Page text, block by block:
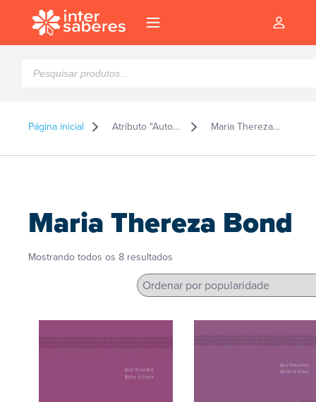
produtos
Página inicial Atributo "Autor" de produto Maria Thereza Bond
Maria Thereza Bond
Mostrando todos os 8 resultados
popularidade